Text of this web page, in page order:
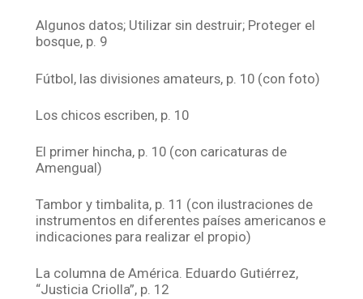
Algunos datos; Utilizar sin destruir; Proteger el
bosque, p. 9
Fútbol, las divisiones amateurs, p. 10 (con foto)
Los chicos escriben, p. 10
El primer hincha, p. 10 (con caricaturas de
Amengual)
Tambor y timbalita, p. 11 (con ilustraciones de
instrumentos en diferentes países americanos e
indicaciones para realizar el propio)
La columna de América. Eduardo Gutiérrez,
“Justicia Criolla”, p. 12